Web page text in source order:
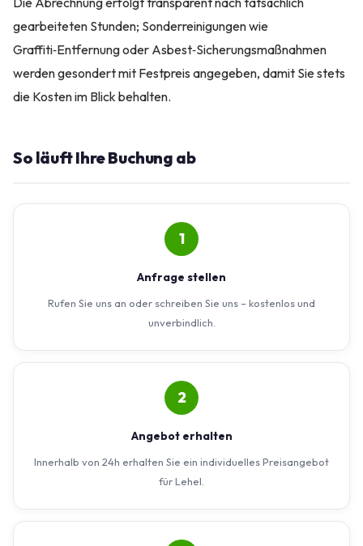
gearbeiteten Stunden; Sonderreinigungen wie
Graffiti‑Entfernung oder Asbest‑Sicherungsmaßnahmen
werden gesondert mit Festpreis angegeben, damit Sie stets
die Kosten im Blick behalten.
So läuft Ihre Buchung ab
1
Anfrage stellen
Rufen Sie uns an oder schreiben Sie uns – kostenlos und
unverbindlich.
2
Angebot erhalten
Innerhalb von 24h erhalten Sie ein individuelles Preisangebot
für Lehel.